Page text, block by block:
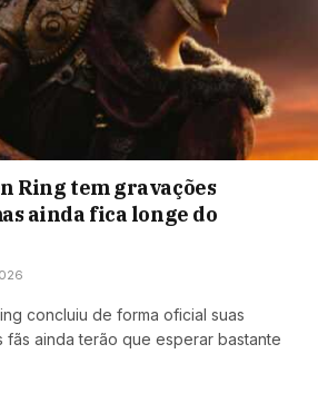
Ring tem gravações
ainda fica longe do
concluiu de forma oficial suas
fãs ainda terão que esperar bastante